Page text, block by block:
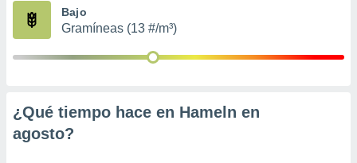
publicidad
Bajo
Gramíneas (13 #/m³)
¿Qué tiempo hace en Hameln en
agosto?